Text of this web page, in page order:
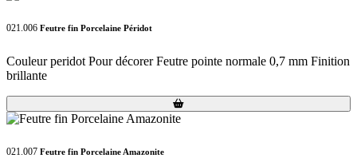
021.006 Feutre fin Porcelaine Péridot
Couleur peridot Pour décorer Feutre pointe normale 0,7 mm Finition
brillante
Loading...
Loading...
021.007 Feutre fin Porcelaine Amazonite